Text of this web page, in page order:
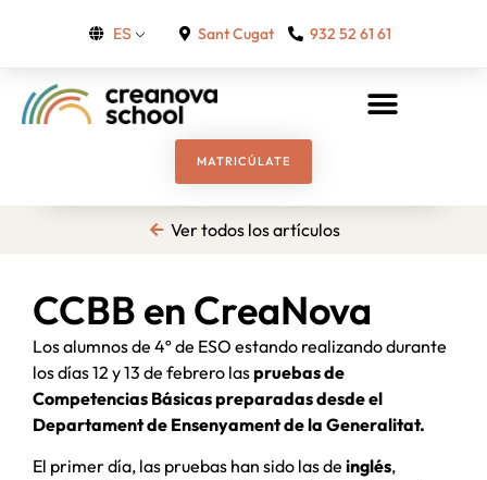
ES Sant Cugat 932 52 61 61
MATRICÚLATE
Ver todos los artículos
CCBB en CreaNova
Los alumnos de 4º de ESO estando realizando durante
los días 12 y 13 de febrero laspruebas de
Competencias Básicas preparadas desde el
Departament de Ensenyament de la Generalitat.
El primer día, las pruebas han sido las de inglés,